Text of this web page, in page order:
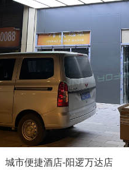
城市便捷酒店-阳逻万达店